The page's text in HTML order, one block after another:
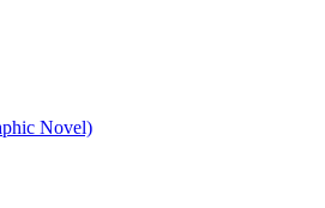
Novel)